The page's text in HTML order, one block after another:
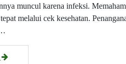
muncul karena infeksi.
melalui cek kesehatan.